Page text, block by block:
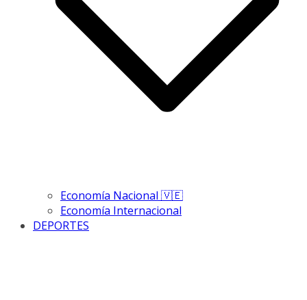
Economía Nacional 🇻🇪
Economía Internacional
DEPORTES